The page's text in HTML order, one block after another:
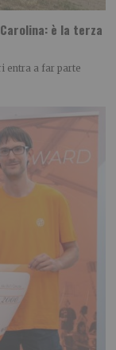
è la terza
entra a far parte